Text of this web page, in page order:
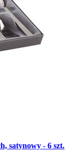
satynowy - 6 szt.